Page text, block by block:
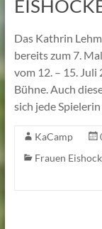
Das Kathrin
bereits zum 7.
vom 12. – 15.
Bühne. Auch
sich jede
KaCamp
Frauen